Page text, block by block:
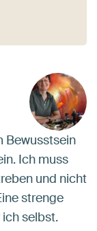
Bewusstsein
Ich muss
und nicht
strenge
ich selbst.